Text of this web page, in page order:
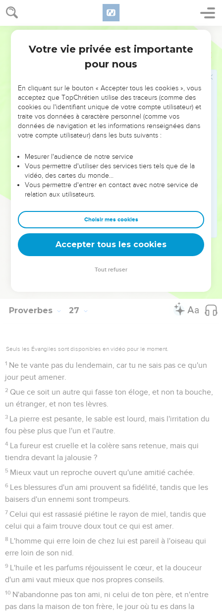
Proverbes 26
19 voilà ce qu’est un homme qui trompe son prochain et qui
dit : « N'était-ce pas pour plaisanter ? »
20
personne pour critiquer, le conflit s'apaise.
Il faut du charbon pour alimenter un brasier, du bois pour
dispute.
Les paroles du critiqueur sont comme des friandises : elles
descendent au plus profond de l'être.
De l’argent non purifié plaqué sur un vase de terre, voilà
mauvais.
Celui qui éprouve de la haine se déguise avec ses
paroles, et il cache au fond de lui la tromperie.
Lorsqu'il prend une voix douce, ne le crois pas, car il y a
sept horreurs dans son cœur.
Il a beau cacher sa haine par l’hypocrisie, sa méchanceté
se révélera dans l'assemblée.
Celui qui creuse une fosse y tombera, et la pierre
Proverbes 27
Seuls les Évangiles sont disponibles en vidéo pour le moment.
1 Ne te vante pas du lendemain, car tu ne sais pas ce qu'un
jour peut amener.
2 Que ce soit un autre qui fasse ton éloge, et non ta bouche,
un étranger, et non tes lèvres.
3 La pierre est pesante, le sable est lourd, mais l'irritation du
fou pèse plus que l'un et l'autre.
4 La fureur est cruelle et la colère sans retenue, mais qui
tiendra devant la jalousie ?
5 Mieux vaut un reproche ouvert qu'une amitié cachée.
6 Les blessures d'un ami prouvent sa fidélité, tandis que les
baisers d'un ennemi sont trompeurs.
7 Celui qui est rassasié piétine le rayon de miel, tandis que
celui qui a faim trouve doux tout ce qui est amer.
8 L'homme qui erre loin de chez lui est pareil à l'oiseau qui
erre loin de son nid.
9 L'huile et les parfums réjouissent le cœur, et la douceur
d'un ami vaut mieux que nos propres conseils.
10 N'abandonne pas ton ami, ni celui de ton père, et n'entre
pas dans la maison de ton frère, le jour où tu es dans la
Votre vie privée est importante
pour nous
En cliquant sur le bouton « Accepter tous les cookies », vous
acceptez que TopChrétien utilise des traceurs (comme des
cookies ou l'identifiant unique de votre compte utilisateur) et
traite vos données à caractère personnel (comme vos
données de navigation et les informations renseignées dans
votre compte utilisateur) dans les buts suivants :
Mesurer l'audience de notre service
Vous permettre d'utiliser des services tiers tels que de la
vidéo, des cartes du monde…
Vous permettre d'entrer en contact avec notre service de
relation aux utilisateurs.
Choisir mes cookies
Accepter tous les cookies
Tout refuser